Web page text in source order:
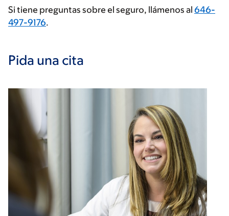
Si tiene preguntas sobre el seguro, llámenos al 646-
497-9176.
Pida una cita